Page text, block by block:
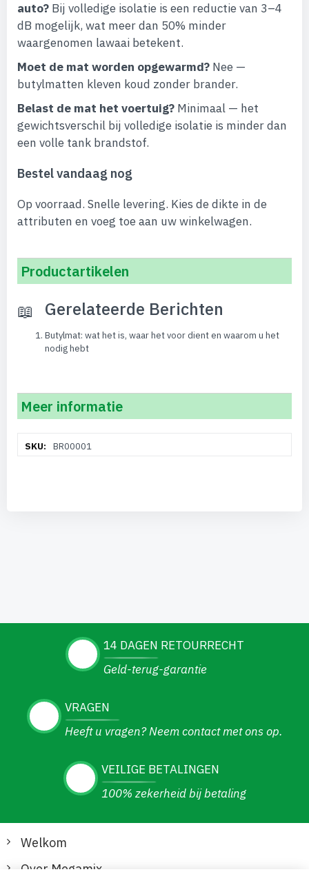
auto? Bij volledige isolatie is een reductie van 3–4
dB mogelijk, wat meer dan 50% minder
waargenomen lawaai betekent.
Moet de mat worden opgewarmd? Nee —
butylmatten kleven koud zonder brander.
Belast de mat het voertuig? Minimaal — het
gewichtsverschil bij volledige isolatie is minder dan
een volle tank brandstof.
Bestel vandaag nog
Op voorraad. Snelle levering. Kies de dikte in de
attributen en voeg toe aan uw winkelwagen.
Productartikelen
Gerelateerde Berichten
Butylmat: wat het is, waar het voor dient en waarom u het
nodig hebt
Meer informatie
informatieBR00001
14 DAGEN RETOURRECHT
Geld-terug-garantie
VRAGEN
Heeft u vragen? Neem contact met ons op.
VEILIGE BETALINGEN
100% zekerheid bij betaling
Welkom
Over Megamix